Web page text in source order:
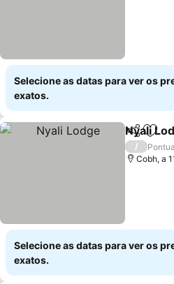
Selecione as datas para ver os
exatos.
Partilhar
Nyali
/
Cobh, a
Selecione as datas para ver os
exatos.